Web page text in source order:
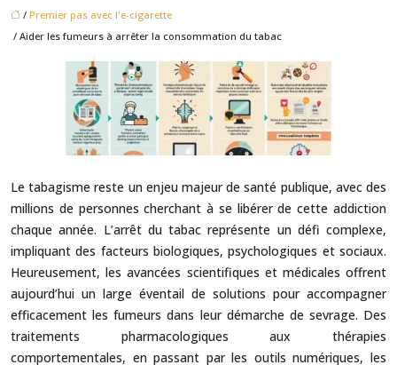
/ Premier pas avec l'e-cigarette
/ Aider les fumeurs à arrêter la consommation du tabac
Le tabagisme reste un enjeu majeur de santé publique, avec des
millions de personnes cherchant à se libérer de cette addiction
chaque année. L’arrêt du tabac représente un défi complexe,
impliquant des facteurs biologiques, psychologiques et sociaux.
Heureusement, les avancées scientifiques et médicales offrent
aujourd’hui un large éventail de solutions pour accompagner
efficacement les fumeurs dans leur démarche de sevrage. Des
traitements pharmacologiques aux thérapies
comportementales, en passant par les outils numériques, les